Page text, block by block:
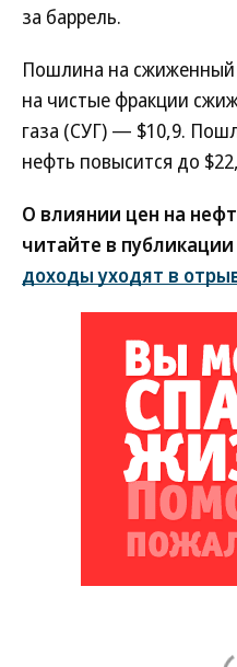
за баррель.
Пошлина на сжиженный
на чистые фракции
газа (СУГ) — $10,9.
нефть повысится до
О влиянии цен на
читайте в публикации
доходы уходят в